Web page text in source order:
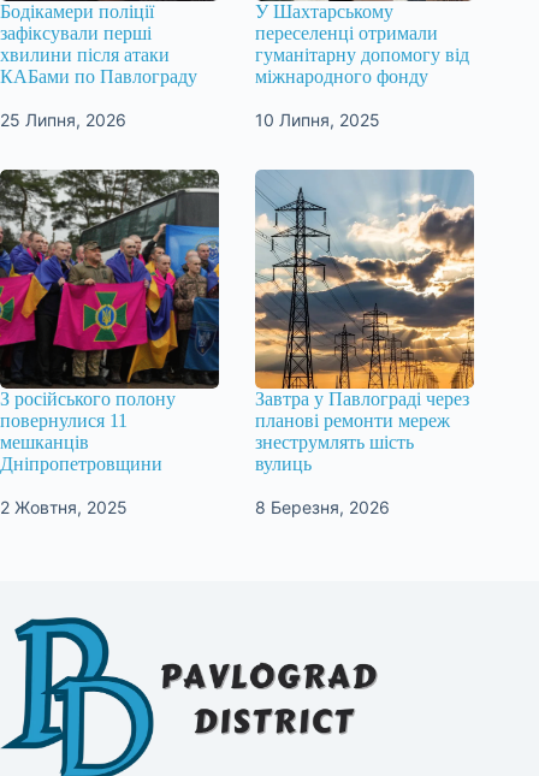
Бодікамери поліції
зафіксували перші
хвилини після атаки
КАБами по Павлограду
25 Липня, 2026
У Шахтарському
переселенці отримали
гуманітарну допомогу від
міжнародного фонду
10 Липня, 2025
З російського полону
повернулися 11
мешканців
Дніпропетровщини
2 Жовтня, 2025
Завтра у Павлограді через
планові ремонти мереж
знеструмлять шість
вулиць
8 Березня, 2026